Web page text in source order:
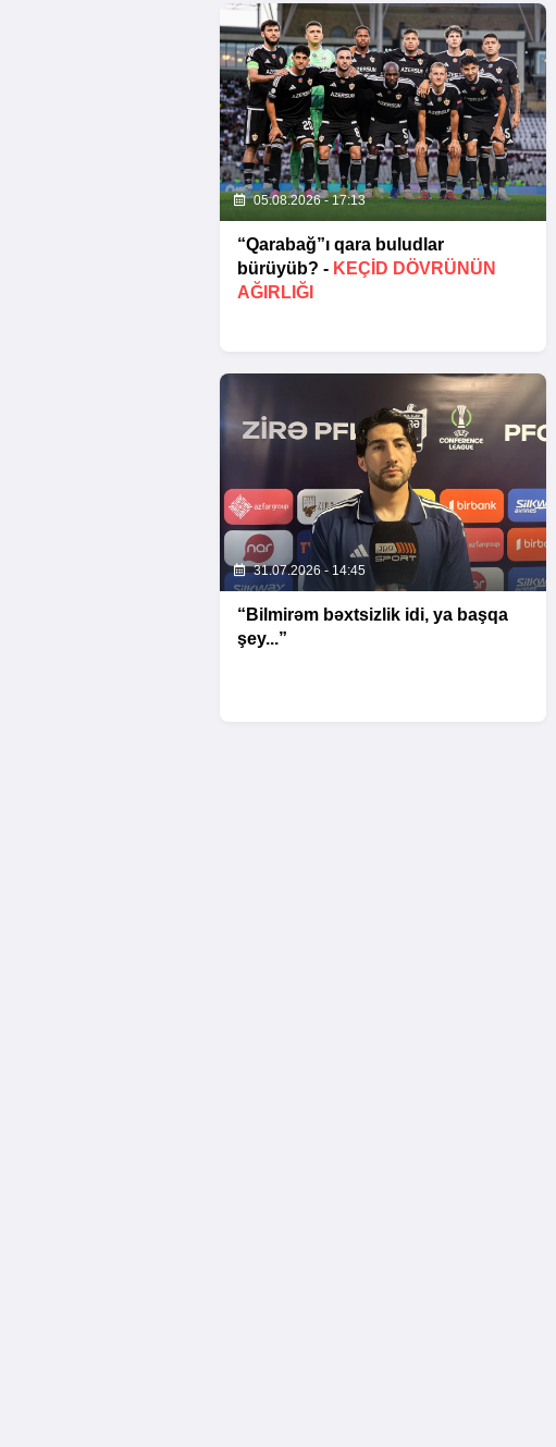
05.08.2026 - 17:13
“Qarabağ”ı qara buludlar
bürüyüb? - KEÇID DÖVRÜNÜN
AĞIRLIĞI
31.07.2026 - 14:45
“Bilmirəm bəxtsizlik idi, ya başqa
şey...”